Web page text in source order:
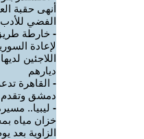
أنهى حقبة
الفضي
- خارطة
لإعادة
اللاجئين
ديارهم
- القاهرة
دمشق وتقدم
- ليبيا..
خزان مياه
الزاوية بعد